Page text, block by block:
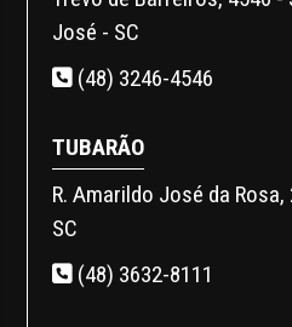
José - SC
(48) 3246-4546
TUBARÃO
R. Amarildo José da
SC
(48) 3632-8111